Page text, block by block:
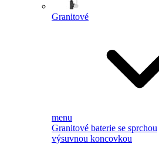
Granitové
menu
Granitové baterie se sprchou
výsuvnou koncovkou